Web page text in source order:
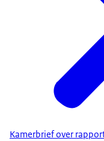
Kamerbrief over